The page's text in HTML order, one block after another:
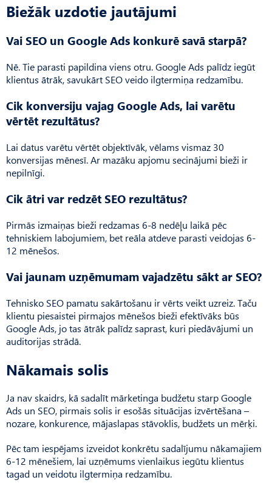
Biežāk uzdotie jautājumi
Vai SEO un Google Ads konkurē savā starpā?
Nē. Tie parasti papildina viens otru. Google Ads palīdz iegūt
klientus ātrāk, savukārt SEO veido ilgtermiņa redzamību.
Cik konversiju vajag Google Ads, lai varētu
vērtēt rezultātus?
Lai datus varētu vērtēt objektīvāk, vēlams vismaz 30
konversijas mēnesī. Ar mazāku apjomu secinājumi bieži ir
nepilnīgi.
Cik ātri var redzēt SEO rezultātus?
Pirmās izmaiņas bieži redzamas 6-8 nedēļu laikā pēc
tehniskiem labojumiem, bet reāla atdeve parasti veidojas 6-
12 mēnešos.
Vai jaunam uzņēmumam vajadzētu sākt ar SEO?
Tehnisko SEO pamatu sakārtošanu ir vērts veikt uzreiz. Taču
klientu piesaistei pirmajos mēnešos bieži efektīvāks būs
Google Ads, jo tas ātrāk palīdz saprast, kuri piedāvājumi un
auditorijas strādā.
Nākamais solis
Ja nav skaidrs, kā sadalīt mārketinga budžetu starp Google
Ads un SEO, pirmais solis ir esošās situācijas izvērtēšana –
nozare, konkurence, mājaslapas stāvoklis, budžets un mērķi.
Pēc tam iespējams izveidot konkrētu sadalījumu nākamajiem
6-12 mēnešiem, lai uzņēmums vienlaikus iegūtu klientus
tagad un veidotu ilgtermiņa redzamību.